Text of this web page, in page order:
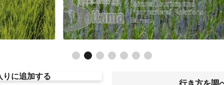
りに追加する
行き方を調